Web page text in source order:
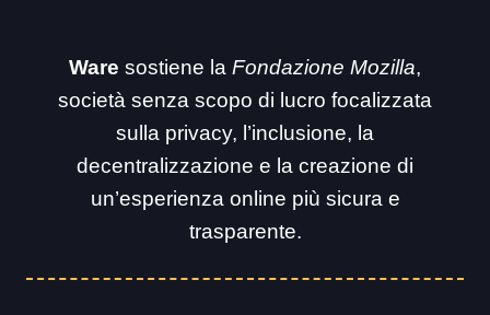
Ware sostiene la Fondazione Mozilla,
società senza scopo di lucro focalizzata
sulla privacy, l’inclusione, la
decentralizzazione e la creazione di
un’esperienza online più sicura e
trasparente.